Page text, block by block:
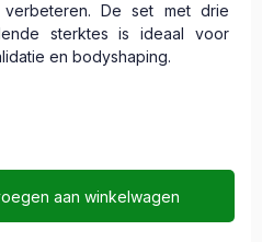
De set met drie
sterktes is ideaal voor
en bodyshaping.
aan winkelwagen